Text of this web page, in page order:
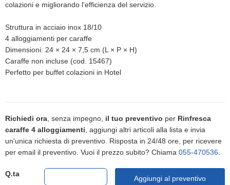
colazioni e migliorando l’efficienza del servizio.
Struttura in acciaio inox 18/10
4 alloggiamenti per caraffe
Dimensioni: 24 × 24 × 7,5 cm (L × P × H)
Caraffe non incluse (cod. 15467)
Perfetto per buffet colazioni in Hotel
Richiedi ora, senza impegno, il tuo preventivo per Rinfresca
caraffe 4 alloggiamenti, aggiungi altri articoli alla lista e invia
un'unica richiesta di preventivo. Risposta in 24/48 ore, per ricevere
per email il preventivo. Vuoi il prezzo subito? Chiama 055-470536.
Q.ta
Aggiungi al preventivo